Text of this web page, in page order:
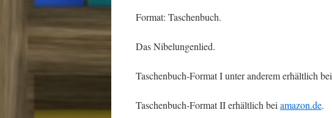
Format: Taschenbuch.
Das Nibelungenlied.
Taschenbuch-Format I unter anderem erhältlich bei
Taschenbuch-Format II erhältlich bei amazon.de.